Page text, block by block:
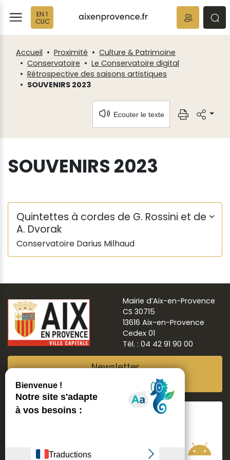
EN 1
CLIC
Accueil Proximité
Culture & Patrimoine
Conservatoire
Le Conservatoire digital
Rétrospective des saisons artistiques
SOUVENIRS 2023
Ecouter le texte
SOUVENIRS 2023
Quintettes à cordes de G. Rossini et de
A. Dvorak
Conservatoire Darius Milhaud
Mairie d’Aix-en-Provence
CS 30715
13616 Aix-en-Provence
Cedex 01
Tél. : 04 42 91 90 00
Newsletter
Suivre Aix ma ville
Fenêtre
de
chat
Panneau de gestion des cookies